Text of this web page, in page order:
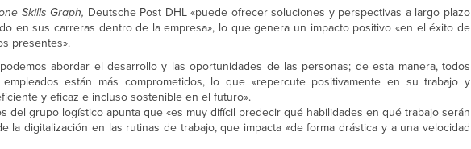
Skills Graph, Deutsche Post DHL «puede ofrecer soluciones y perspectivas a largo plazo
en sus carreras dentro de la empresa», lo que genera un impacto positivo «en el éxito de
presentes».
abordar el desarrollo y las oportunidades de las personas; de esta manera, todos
están más comprometidos, lo que «repercute positivamente en su trabajo y
y eficaz e incluso sostenible en el futuro».
del grupo logístico apunta que «es muy difícil predecir qué habilidades en qué trabajo serán
la digitalización en las rutinas de trabajo, que impacta «de forma drástica y a una velocidad